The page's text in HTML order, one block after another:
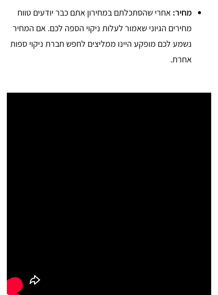
מחיר: אחרי שהסתכלתם במחירון אתם כבר יודעים טווח
מחירים הגיוני שאמור לעלות ניקוי הספה לכם. אם המחיר
נשמע לכם מופקע היינו ממליצים לחפש חברת ניקוי ספות
אחרת.